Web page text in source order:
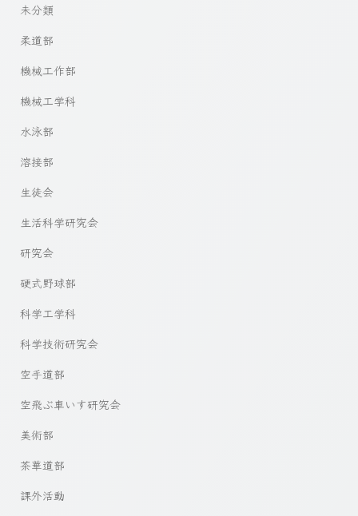
未分類
柔道部
機械工作部
機械工学科
水泳部
溶接部
生徒会
生活科学研究会
研究会
硬式野球部
科学工学科
科学技術研究会
空手道部
空飛ぶ車いす研究会
美術部
茶華道部
課外活動